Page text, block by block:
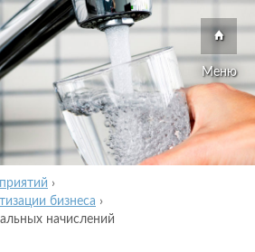
Меню
›
бизнеса ›
начислений